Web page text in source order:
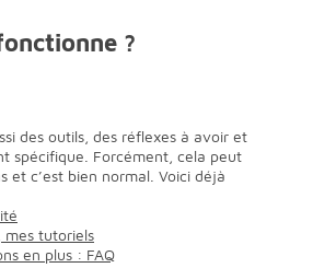
?
des outils, des réflexes à avoir et
spécifique. Forcément, cela peut
et c’est bien normal. Voici déjà
mes tutoriels
en plus : FAQ